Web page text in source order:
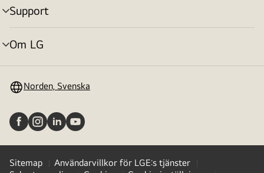
Support
menyväxling
Om LG
menyväxling
Norden, Svenska
Sitemap
Användarvillkor för LGE:s tjänster